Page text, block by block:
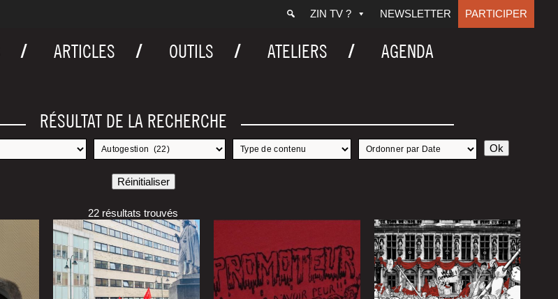
ZIN TV ? NEWSLETTER PARTICIPER
ARTICLES OUTILS ATELIERS AGENDA
RÉSULTAT DE LA RECHERCHE
22 résultats trouvés